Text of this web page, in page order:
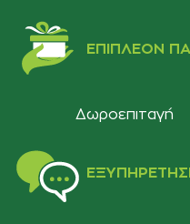
ΕΠΙΠΛΈΟΝ
Δωροεπιταγή